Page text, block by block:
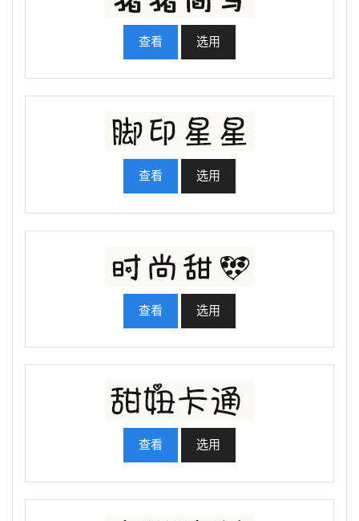
查看 选用
查看 选用
查看 选用
查看 选用